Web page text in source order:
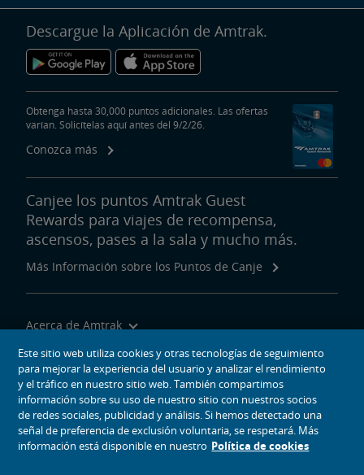
Descargue la Aplicación de Amtrak.
Obtenga hasta 30,000 puntos adicionales. Las ofertas
varían. Solicítelas aquí antes del 9/2/26.
Conozca más
Canjee los puntos Amtrak Guest
Rewards para viajes de recompensa,
ascensos, pases a la sala y mucho más.
Más Información sobre los Puntos de Canje
Acerca de Amtrak
Viajar con Nosotros
Herramientas del Sitio
iconos de medios sociales
Este sitio web utiliza cookies y otras tecnologías de seguimiento
para mejorar la experiencia del usuario y analizar el rendimiento
y el tráfico en nuestro sitio web. También compartimos
información sobre su uso de nuestro sitio con nuestros socios
de redes sociales, publicidad y análisis. Si hemos detectado una
señal de preferencia de exclusión voluntaria, se respetará. Más
información está disponible en nuestro Política de cookies